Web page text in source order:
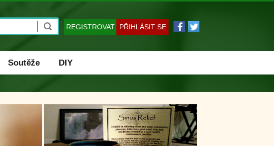
REGISTROVAT PŘIHLÁSIT SE
Soutěže DIY